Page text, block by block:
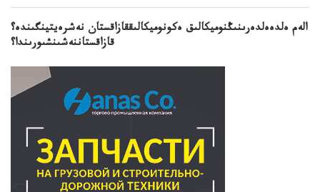
الەم ەلدەەلدەرىنىڭنوميكالىق ەكونوميكالىققازاقستان نەشرەيتينگىندە؟
قازاقستاننەشىنشىورىندا؟